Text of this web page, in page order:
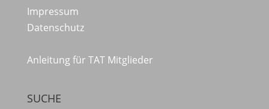
Impressum
Datenschutz
Anleitung für TAT Mitglieder
SUCHE